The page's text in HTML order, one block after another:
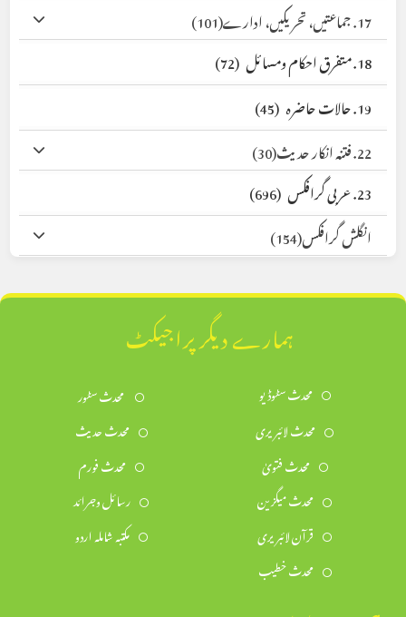
17. جماعتیں، تحریکیں، ادارے
(101)
18. متفرق احکام ومسائل
(72)
19. حالات حاضرہ
(45)
22. فتنہ انکار حدیث
(30)
23. عربی گرافکس
(696)
انگلش گرافکس(154)
ہمارے دیگر پراجیکٹ
محدث سٹوڈیو
محدث سٹور
محدث لائبریری
محدث حدیث
محدث فتویٰ
محدث فورم
محدث میگزین
رسائل وجرائد
قرآن لائبریری
مکتبہ شاملہ اردو
محدث خطیب